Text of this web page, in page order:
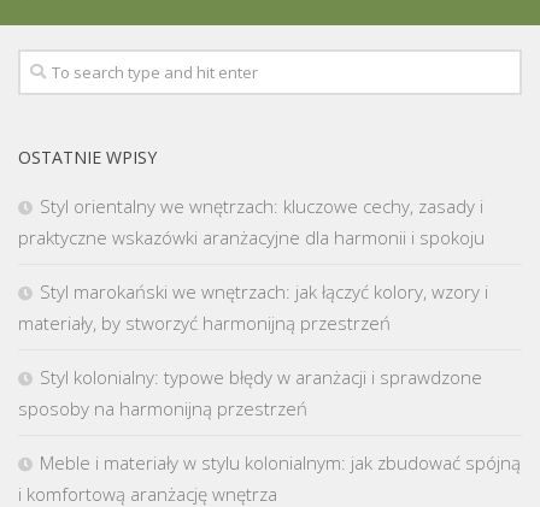
OSTATNIE WPISY
Styl orientalny we wnętrzach: kluczowe cechy, zasady i
praktyczne wskazówki aranżacyjne dla harmonii i spokoju
Styl marokański we wnętrzach: jak łączyć kolory, wzory i
materiały, by stworzyć harmonijną przestrzeń
Styl kolonialny: typowe błędy w aranżacji i sprawdzone
sposoby na harmonijną przestrzeń
Meble i materiały w stylu kolonialnym: jak zbudować spójną
i komfortową aranżację wnętrza